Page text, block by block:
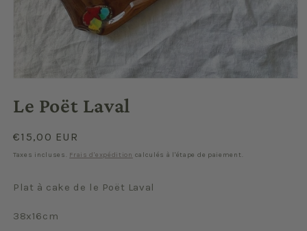
média
1
une
fenêtre
modale
Le Poët Laval
Prix
habituel
€15,00 EUR
Taxes incluses. Frais d'expédition calculés à l'étape de paiement.
Plat à cake de le Poët Laval
38x16cm